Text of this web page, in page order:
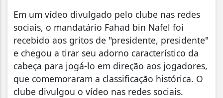
Em um vídeo divulgado pelo clube nas redes
sociais, o mandatário Fahad bin Nafel foi
recebido aos gritos de "presidente, presidente"
e chegou a tirar seu adorno característico da
cabeça para jogá-lo em direção aos jogadores,
que comemoraram a classificação histórica. O
clube divulgou o vídeo nas redes sociais.